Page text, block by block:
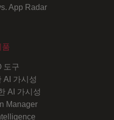
App Radar
품
도구
AI 가시성
AI 가시성
Manager